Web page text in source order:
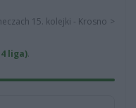
15. kolejki - Krosno >
liga).